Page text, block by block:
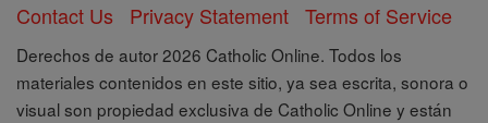
Contact Us Privacy Statement Terms of Service
Derechos de autor 2026 Catholic Online. Todos los
materiales contenidos en este sitio, ya sea escrita, sonora o
visual son propiedad exclusiva de Catholic Online y están